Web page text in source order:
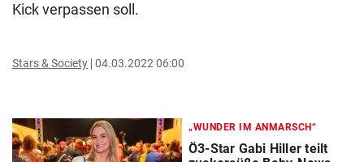
Kick verpassen soll.
Stars & Society 04.03.2022 06:00
„WUNDER IM ANMARSCH“
Ö3-Star Gabi Hiller teilt